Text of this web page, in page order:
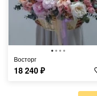
Восторг
18 240₽